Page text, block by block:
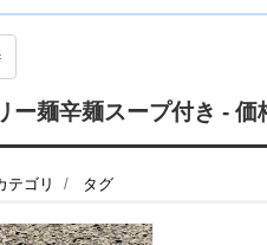
ー麺辛麺スープ付き - 価
テゴリ タグ